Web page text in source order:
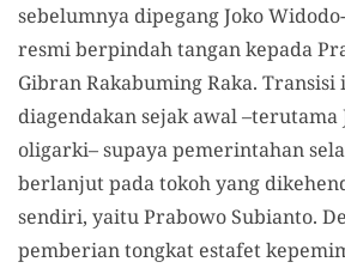
sebelumnya dipegang Joko
resmi berpindah tangan kepada
Gibran Rakabuming Raka.
diagendakan sejak awal –terutama
oligarki– supaya pemerintahan
berlanjut pada tokoh yang
sendiri, yaitu Prabowo Subianto.
pemberian tongkat estafet